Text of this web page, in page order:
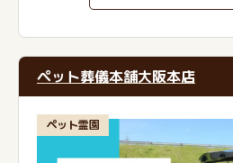
ペット葬儀本舗大阪本店
ペット霊園